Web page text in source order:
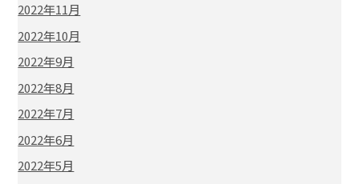
2022年11月
2022年10月
2022年9月
2022年8月
2022年7月
2022年6月
2022年5月